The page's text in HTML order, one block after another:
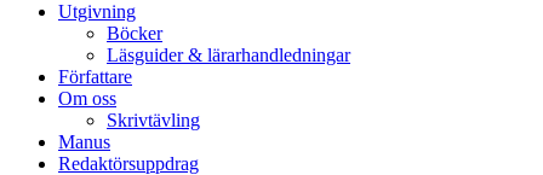
Utgivning
Böcker
Läsguider & lärarhandledningar
Författare
Om oss
Skrivtävling
Manus
Redaktörsuppdrag